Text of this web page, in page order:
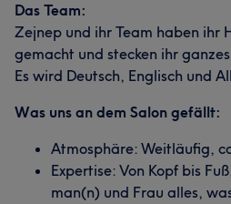
Das Team:
Zejnep und ihr Team haben ihr
gemacht und stecken ihr
Es wird Deutsch, Englisch und
Was uns an dem Salon gefällt:
Atmosphäre: Weitläufig,
Expertise: Von Kopf bis
man(n) und Frau alles,